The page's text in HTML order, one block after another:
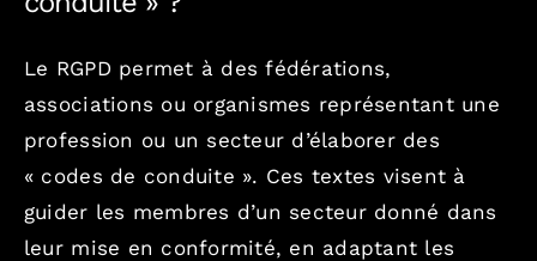
Le RGPD permet à des fédérations,
associations ou organismes représentant une
profession ou un secteur d’élaborer des
« codes de conduite ». Ces textes visent à
guider les membres d’un secteur donné dans
leur mise en conformité, en adaptant les